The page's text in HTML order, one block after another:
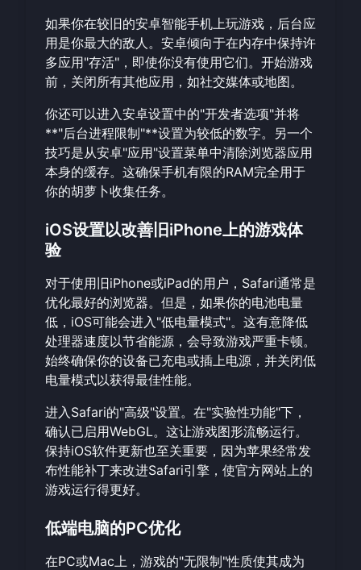
如果你在较旧的安卓智能手机上玩游戏，后台应
用是你最大的敌人。安卓倾向于在内存中保持许
多应用"存活"，即使你没有使用它们。开始游戏
前，关闭所有其他应用，如社交媒体或地图。
你还可以进入安卓设置中的"开发者选项"并将
**"后台进程限制"**设置为较低的数字。另一个
技巧是从安卓"应用"设置菜单中清除浏览器应用
本身的缓存。这确保手机有限的RAM完全用于
你的胡萝卜收集任务。
iOS设置以改善旧iPhone上的游戏体
验
对于使用旧iPhone或iPad的用户，Safari通常是
优化最好的浏览器。但是，如果你的电池电量
低，iOS可能会进入"低电量模式"。这有意降低
处理器速度以节省能源，会导致游戏严重卡顿。
始终确保你的设备已充电或插上电源，并关闭低
电量模式以获得最佳性能。
进入Safari的"高级"设置。在"实验性功能"下，
确认已启用WebGL。这让游戏图形流畅运行。
保持iOS软件更新也至关重要，因为苹果经常发
布性能补丁来改进Safari引擎，使官方网站 上的
游戏运行得更好。
低端电脑的PC优化
在PC或Mac上，游戏的"无限制"性质使其成为